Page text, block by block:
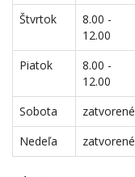
Štvrtok
8.00 -
12.00
Piatok
8.00 -
12.00
Sobota
zatvorené
Nedeľa
zatvorené